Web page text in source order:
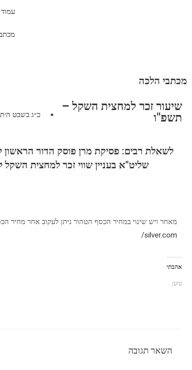
מכתבי הלכה
שיעור זכר למחצית השקל –
תשפ"ו
כ״ג בשבט
לשאלת רבים: פסיקת מרן פוסק הדור הראשון
שליט"א בעניין שווי זכר למחצית השקל
מאחר ויש שינוי במחיר הכסף הטהור ניתן לעקוב אחר מחיר
silver.com/
אהבתי
טוען...
השאר תגובה